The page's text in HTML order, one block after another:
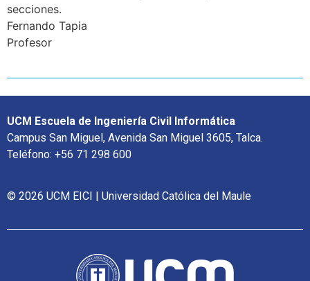
secciones.
Fernando Tapia
Profesor
UCM Escuela de Ingeniería Civil Informática
Campus San Miguel, Avenida San Miguel 3605, Talca.
Teléfono: +56 71 298 600
© 2026 UCM EICI | Universidad Católica del Maule